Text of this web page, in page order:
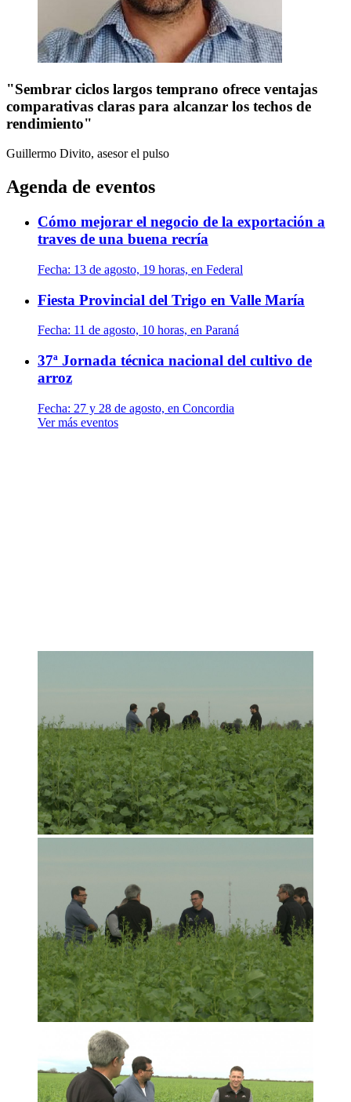
"Sembrar ciclos largos temprano ofrece ventajas
comparativas claras para alcanzar los techos de
rendimiento"
Guillermo Divito, asesor el pulso
Agenda de eventos
Cómo mejorar el negocio de la exportación a
traves de una buena recría
Fecha: 13 de agosto, 19 horas, en Federal
Fiesta Provincial del Trigo en Valle María
Fecha: 11 de agosto, 10 horas, en Paraná
37ª Jornada técnica nacional del cultivo de
arroz
Fecha: 27 y 28 de agosto, en Concordia
Ver más eventos